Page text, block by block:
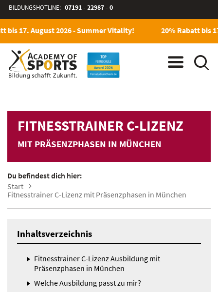
BILDUNGSHOTLINE: 07191 - 22987 - 0
bis 17. August 2026 - Summer Vitality! 20% Rabatt bis
FITNESSTRAINER C-LIZENZ
MIT PRÄSENZPHASEN IN MÜNCHEN
Du befindest dich hier:
Start
Fitnesstrainer C-Lizenz mit Präsenzphasen in München
Inhaltsverzeichnis
Fitnesstrainer C-Lizenz Ausbildung mit
Präsenzphasen in München
Welche Ausbildung passt zu mir?